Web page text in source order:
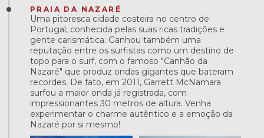
PRAIA DA NAZARÉ
Uma pitoresca cidade costeira no centro de
Portugal, conhecida pelas suas ricas tradições e
gente carismática. Ganhou também uma
reputação entre os surfistas como um destino de
topo para o surf, com o famoso "Canhão da
Nazaré" que produz ondas gigantes que bateram
recordes. De fato, em 2011, Garrett McNamara
surfou a maior onda já registrada, com
impressionantes 30 metros de altura. Venha
experimentar o charme autêntico e a emoção da
Nazaré por si mesmo!